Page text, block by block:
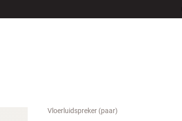
Vloerluidspreker(paar)